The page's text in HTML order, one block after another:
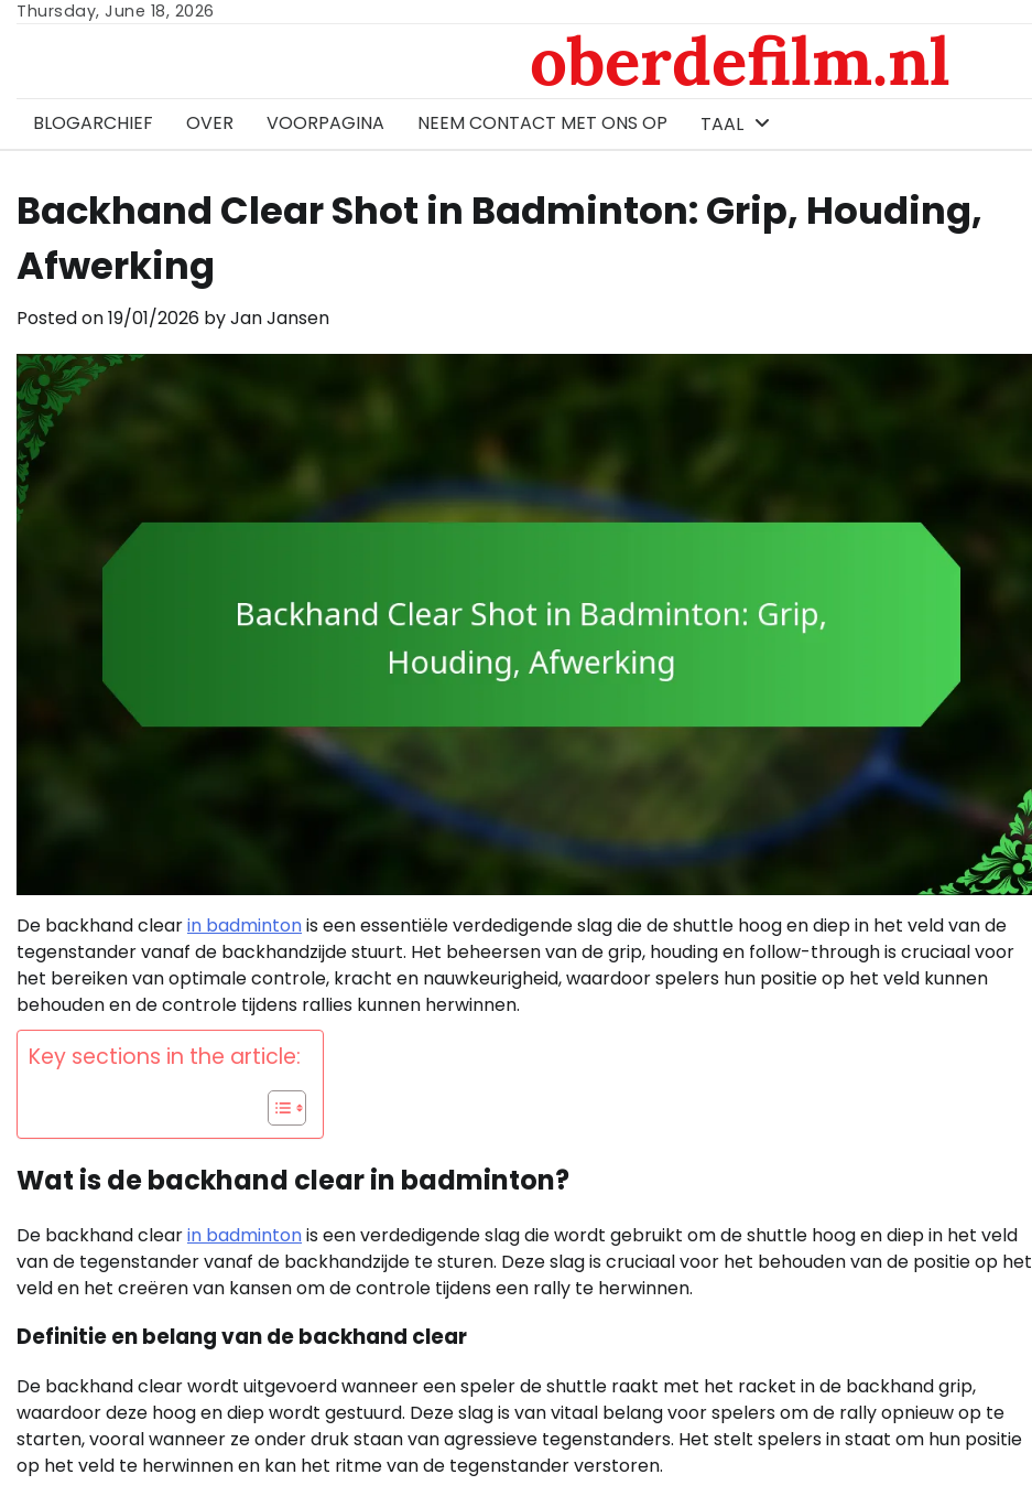
SkipThursday, June 18, 2026
oberdefilm.nl
BLOGARCHIEF OVER VOORPAGINA NEEM CONTACT MET ONS OP TAAL
Backhand Clear Shot in Badminton: Grip, Houding,
Afwerking
Posted on19/01/2026 byJan Jansen
De backhand clearin badmintonis een essentiële verdedigende slag die de shuttle hoog en diep in het veld van de
tegenstander vanaf de backhandzijde stuurt. Het beheersen van de grip, houding en follow-through is cruciaal voor
het bereiken van optimale controle, kracht en nauwkeurigheid, waardoor spelers hun positie op het veld kunnen
behouden en de controle tijdens rallies kunnen herwinnen.
Key sections in the article:
Wat is de backhand clear in badminton?
De backhand clearin badmintonis een verdedigende slag die wordt gebruikt om de shuttle hoog en diep in het veld
van de tegenstander vanaf de backhandzijde te sturen. Deze slag is cruciaal voor het behouden van de positie op het
veld en het creëren van kansen om de controle tijdens een rally te herwinnen.
Definitie en belang van de backhand clear
De backhand clear wordt uitgevoerd wanneer een speler de shuttle raakt met het racket in de backhand grip,
waardoor deze hoog en diep wordt gestuurd. Deze slag is van vitaal belang voor spelers om de rally opnieuw op te
starten, vooral wanneer ze onder druk staan van agressieve tegenstanders. Het stelt spelers in staat om hun positie
op het veld te herwinnen en kan het ritme van de tegenstander verstoren.